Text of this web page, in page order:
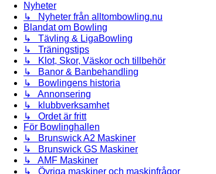
Nyheter
↳ Nyheter från alltombowling.nu
Blandat om Bowling
↳ Tävling & LigaBowling
↳ Träningstips
↳ Klot, Skor, Väskor och tillbehör
↳ Banor & Banbehandling
↳ Bowlingens historia
↳ Annonsering
↳ klubbverksamhet
↳ Ordet är fritt
För Bowlinghallen
↳ Brunswick A2 Maskiner
↳ Brunswick GS Maskiner
↳ AMF Maskiner
↳ Övriga maskiner och maskinfrågor